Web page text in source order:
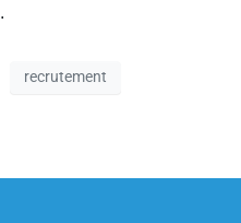
.
recrutement